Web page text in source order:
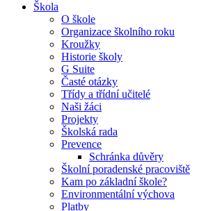
Škola
O škole
Organizace školního roku
Kroužky
Historie školy
G Suite
Časté otázky
Třídy a třídní učitelé
Naši žáci
Projekty
Školská rada
Prevence
Schránka důvěry
Školní poradenské pracoviště
Kam po základní škole?
Environmentální výchova
Platby